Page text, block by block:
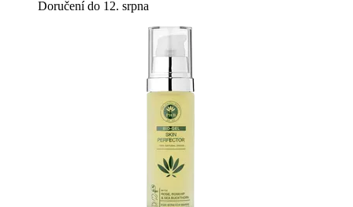
Doručení do 12. srpna